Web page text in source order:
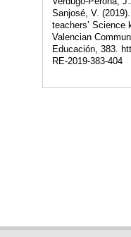
Sanjosé, V.
teachers’ Science
Valencian
Educación, 383.
RE-2019-383-404